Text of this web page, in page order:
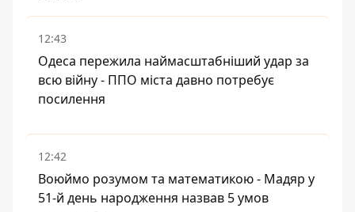
12:43
Одеса пережила наймасштабніший удар за
всю війну - ППО міста давно потребує
посилення
12:42
Воюймо розумом та математикою - Мадяр у
51-й день народження назвав 5 умов